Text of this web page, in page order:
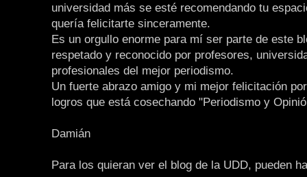
universidad más se esté recomendando tu
quería felicitarte sinceramente.
Es un orgullo enorme para mí ser parte de este
respetado y reconocido por profesores,
profesionales del mejor periodismo.
Un fuerte abrazo amigo y mi mejor felicitación
logros que está cosechando "Periodismo y
Damián
Para los quieran ver el blog de la UDD, pueden